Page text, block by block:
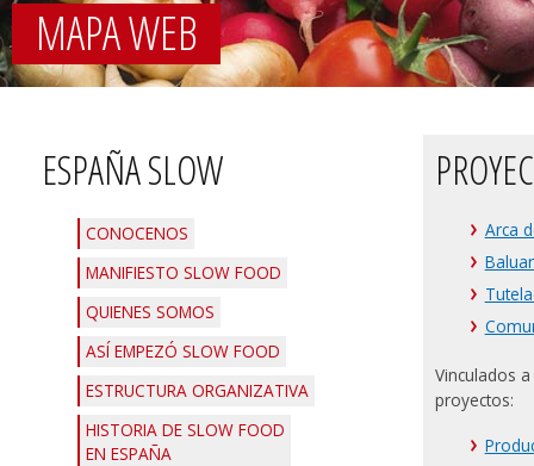
MAPA WEB
ESPAÑA SLOW
CONOCENOS
MANIFIESTO SLOW FOOD
QUIENES SOMOS
ASÍ EMPEZÓ SLOW FOOD
ESTRUCTURA ORGANIZATIVA
HISTORIA DE SLOW FOOD
EN ESPAÑA
Arca
Vinculados
proyectos: